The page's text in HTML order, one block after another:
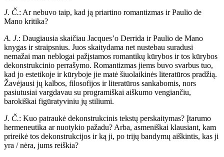
J. Č.: Ar nebuvo taip, kad ją priartino romantizmas ir Paulio de
Mano kritika?
A. J.: Daugiausia skaičiau Jacques’o Derrida ir Paulio de Mano
knygas ir straipsnius. Juos skaitydama net nustebau suradusi
nemažai man neblogai pažįstamos romantikų kūrybos ir tos kūrybos
dekonstrukcinio perrašymo. Romantizmas jiems buvo svarbus tuo,
kad jo estetikoje ir kūryboje jie matė šiuolaikinės literatūros pradžią.
Žavėjausi jų kalbos, filosofijos ir literatūros sankabomis, nors
pasiutusiai vargdavau su programiškai aiškumo vengiančiu,
barokiškai figūratyviniu jų stiliumi.
J. Č.: Kuo patraukė dekonstrukcinis tekstų perskaitymas? Įtarumo
hermeneutika ar nuotykio pažadu? Arba, asmeniškai klausiant, kam
prireikė tos dekonstrukcijos ir ką ji, po trijų bandymų aiškintis, kas ji
yra / nėra, jums reiškia?